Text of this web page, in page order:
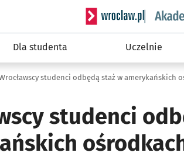
Serwis informacyjny
Dla studenta Uczelnie
studenci odbędą staż w amerykańskich
studenci